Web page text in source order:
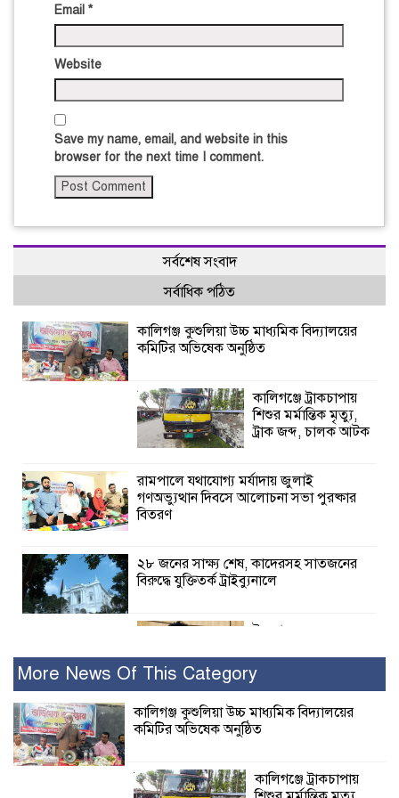
Email *
Website
Save my name, email, and website in this
browser for the next time I comment.
সর্বশেষ সংবাদ
সর্বাধিক পঠিত
কালিগঞ্জ কুশুলিয়া উচ্চ মাধ্যমিক বিদ্যালয়ের
কমিটির অভিষেক অনুষ্ঠিত
কালিগঞ্জে ট্রাকচাপায়
শিশুর মর্মান্তিক মৃত্যু,
ট্রাক জব্দ, চালক আটক
রামপালে যথাযোগ্য মর্যাদায় জুলাই
গণঅভ্যুত্থান দিবসে আলোচনা সভা পুরষ্কার
বিতরণ
২৮ জনের সাক্ষ্য শেষ, কাদেরসহ সাতজনের
বিরুদ্ধে যুক্তিতর্ক ট্রাইব্যুনালে
ইসলামের সবচেয়ে
নুর
পাঁচ মাসে সরকারের দোষ দিচ্ছেন, আপনারা
More News Of This Category
কালিগঞ্জ কুশুলিয়া উচ্চ মাধ্যমিক বিদ্যালয়ের
কমিটির অভিষেক অনুষ্ঠিত
কালিগঞ্জে ট্রাকচাপায়